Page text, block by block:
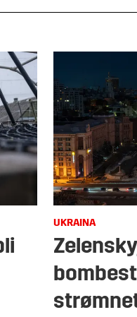
UKRAINA